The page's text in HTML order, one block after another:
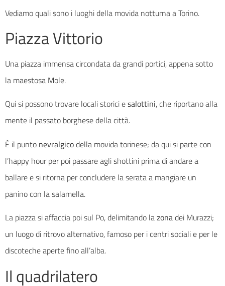
Vediamo quali sono i luoghi della movida notturna a Torino.
Piazza Vittorio
Una piazza immensa circondata da grandi portici, appena sotto
la maestosa Mole.
Qui si possono trovare locali storici esalottini, che riportano alla
mente il passato borghese della città.
È il punto nevralgicodella movida torinese; da qui si parte con
l’happy hour per poi passare agli shottini prima di andare a
ballare e si ritorna per concludere la serata a mangiare un
panino con la salamella.
La piazza si affaccia poi sul Po, delimitando lazonadei Murazzi;
un luogo di ritrovo alternativo, famoso per i centri sociali e per le
discoteche aperte fino all’alba.
Il quadrilatero